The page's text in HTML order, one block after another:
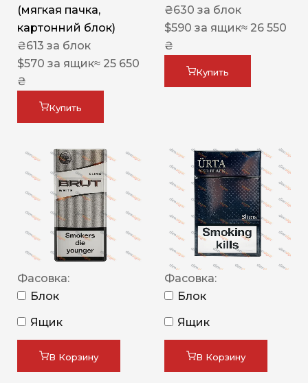
(мягкая пачка,
картонний блок)
₴613 за блок
$570 за ящик≈ 25 650
₴
Купить
₴630 за блок
$590 за ящик≈ 26 550
₴
Купить
Фасовка:
Блок
Ящик
В Корзину
Фасовка:
Блок
Ящик
В Корзину